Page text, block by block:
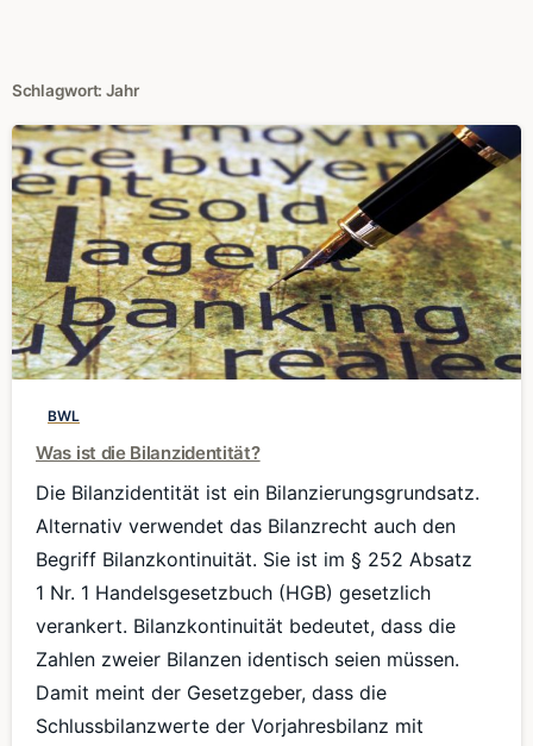
Schlagwort: Jahr
0
BWL
Was ist die Bilanzidentität?
Die Bilanzidentität ist ein Bilanzierungsgrundsatz.
Alternativ verwendet das Bilanzrecht auch den
Begriff Bilanzkontinuität. Sie ist im § 252 Absatz
1 Nr. 1 Handelsgesetzbuch (HGB) gesetzlich
verankert. Bilanzkontinuität bedeutet, dass die
Zahlen zweier Bilanzen identisch seien müssen.
Damit meint der Gesetzgeber, dass die
Schlussbilanzwerte der Vorjahresbilanz mit